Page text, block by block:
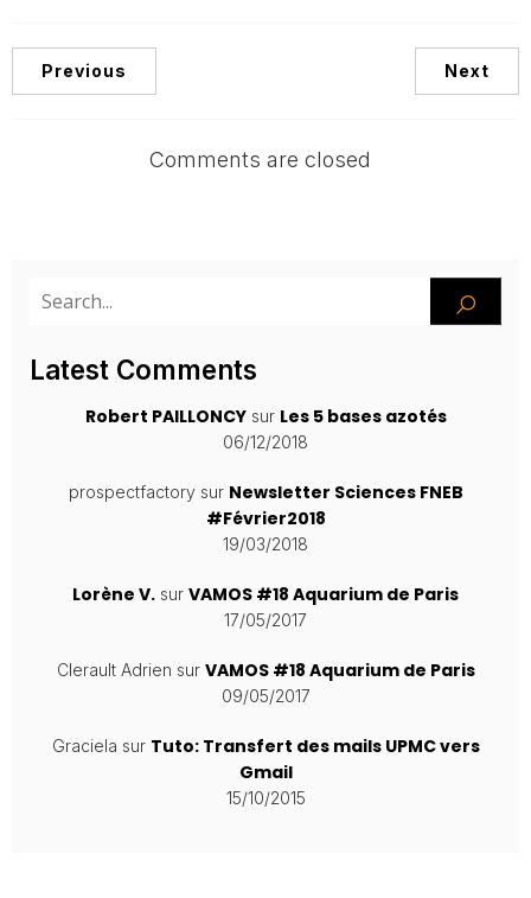
Previous Next
Comments are closed
Latest Comments
Robert PAILLONCYsur Les 5 bases azotés
06/12/2018
prospectfactorysur Newsletter Sciences FNEB
#Février2018
19/03/2018
Lorène V. sur VAMOS #18 Aquarium de Paris
17/05/2017
Clerault Adrien sur VAMOS #18 Aquarium de Paris
09/05/2017
Graciela sur Tuto: Transfert des mails UPMC vers
Gmail
15/10/2015